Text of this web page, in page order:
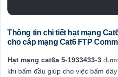
Thông tin chi tiết hạt mạng
cho cáp mạng Cat6 FTP
Hạt mạng cat6a 5-1933433-3
khi bấm đầu giúp cho việc bấm